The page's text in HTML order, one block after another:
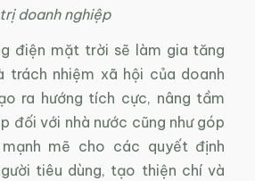
doanh nghiệp
điện mặt trời sẽ làm gia tăng
trách nhiệm xã hội của doanh
ra hướng tích cực, nâng tầm
đối với nhà nước cũng như góp
mẽ cho các quyết định
tiêu dùng, tạo thiện chí và